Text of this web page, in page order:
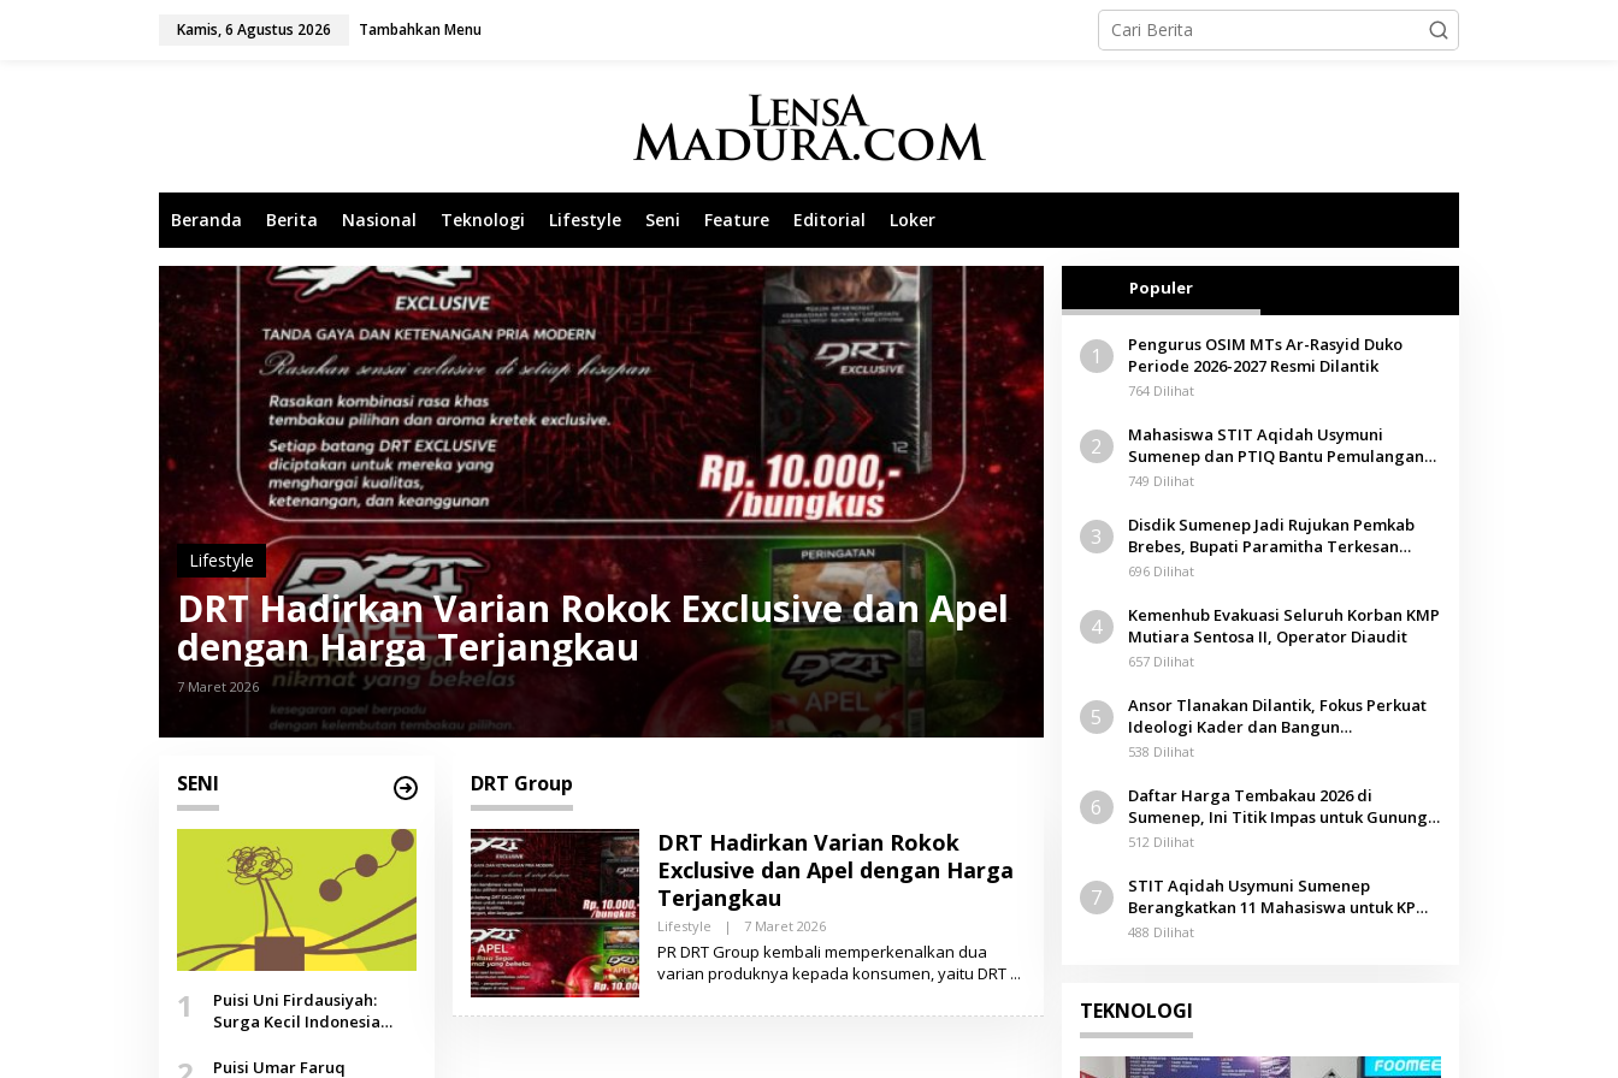
Kamis, 6 Agustus 2026 Tambahkan Menu
Beranda Berita Nasional Teknologi Lifestyle Seni Feature Editorial Loker
Lifestyle
DRT Hadirkan Varian Rokok Exclusive dan Apel
dengan Harga Terjangkau
7 Maret 2026
SENI
1
Puisi Uni Firdausiyah:
Surga Kecil Indonesia
Doa yang Jauh, Narasi
Puisi Umar Faruq
DRT Group
DRT Hadirkan Varian Rokok
Exclusive dan Apel dengan Harga
Terjangkau
Lifestyle | 7 Maret 2026O
E
H
PR DRT Group kembali memperkenalkan dua
varian produknya kepada konsumen, yaitu DRT
Populer
1
Pengurus OSIM MTs Ar-Rasyid Duko
Periode 2026-2027 Resmi Dilantik
764 Dilihat
2
Mahasiswa STIT Aqidah Usymuni
Sumenep dan PTIQ Bantu Pemulangan
Jenazah WNI Asal Aceh di Malaysia
749 Dilihat
3
Disdik Sumenep Jadi Rujukan Pemkab
Brebes, Bupati Paramitha Terkesan
Pendidikan Berbasis Budaya
696 Dilihat
4
Kemenhub Evakuasi Seluruh Korban KMP
Mutiara Sentosa II, Operator Diaudit
657 Dilihat
5
Ansor Tlanakan Dilantik, Fokus Perkuat
Ideologi Kader dan Bangun
Kemandirian Ekonomi
538 Dilihat
6
Daftar Harga Tembakau 2026 di
Sumenep, Ini Titik Impas untuk Gunung,
Tegal, dan Sawah
512 Dilihat
7
STIT Aqidah Usymuni Sumenep
Berangkatkan 11 Mahasiswa untuk KPM
Internasional di Malaysia
488 Dilihat
TEKNOLOGI